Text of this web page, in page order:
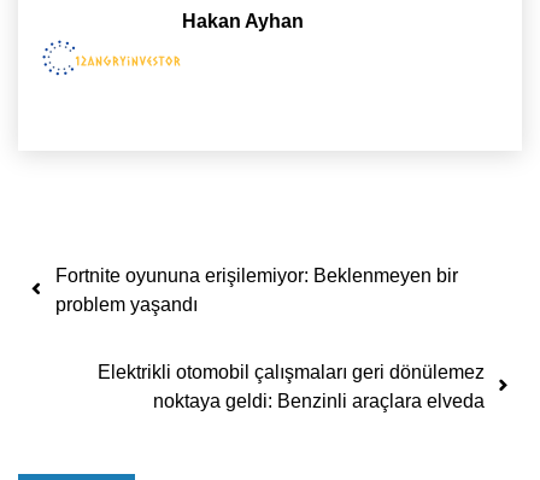
Hakan Ayhan
Yazı dolaşımı
Fortnite oyununa erişilemiyor: Beklenmeyen bir
problem yaşandı
Elektrikli otomobil çalışmaları geri dönülemez
noktaya geldi: Benzinli araçlara elveda